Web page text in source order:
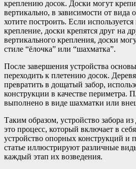
креплению досок. Доски могут
вертикально, в зависимости от
хотите построить. Если
крепление, доски крепятся друг на
вертикального крепления, доски
стиле “ёлочка” или “шахматка”.
После завершения устройства
переходить к плетению досок.
превратить в дощатый забор,
конструкции в качестве периметра.
выполнено в виде шахматки или
Таким образом, устройство забора
это процесс, который включает в
устройство опорных конструкций и
статье иллюстрируют различные
каждый этап их возведения.